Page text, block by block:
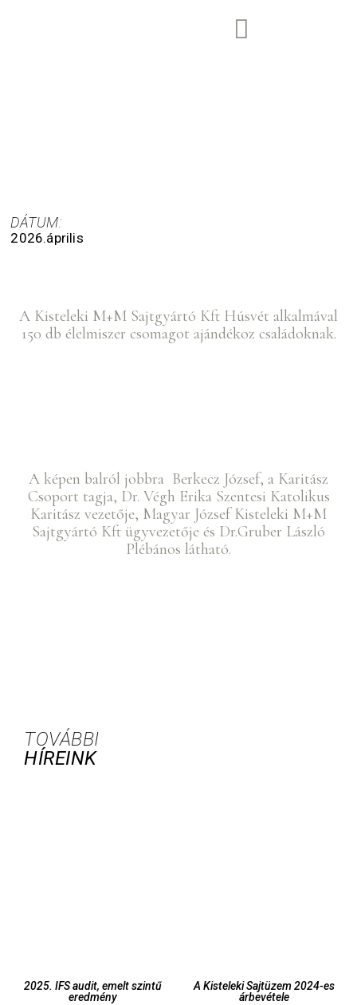
DÁTUM:
2026.április
A Kisteleki M+M Sajtgyártó Kft Húsvét alkalmával
150 db élelmiszer csomagot ajándékoz családoknak.
A képen balról jobbra Berkecz József, a Karitász
Csoport tagja, Dr. Végh Erika Szentesi Katolikus
Karitász vezetője, Magyar József Kisteleki M+M
Sajtgyártó Kft ügyvezetője és Dr.Gruber László
Plébános látható.
TOVÁBBI
HÍREINK
2025. IFS audit, emelt szintű
eredmény
A Kisteleki Sajtüzem 2024-es
árbevétele